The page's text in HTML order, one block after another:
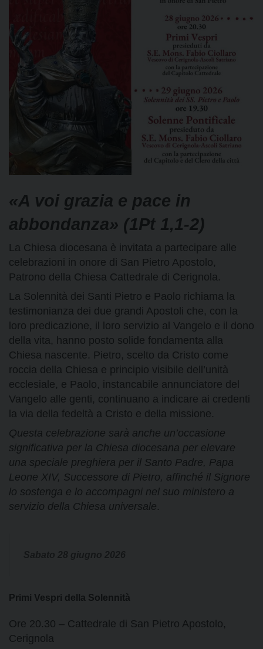
«A voi grazia e pace in
abbondanza» (1Pt 1,1-2)
La Chiesa diocesana è invitata a partecipare alle
celebrazioni in onore di San Pietro Apostolo,
Patrono della Chiesa Cattedrale di Cerignola.
La Solennità dei Santi Pietro e Paolo richiama la
testimonianza dei due grandi Apostoli che, con la
loro predicazione, il loro servizio al Vangelo e il dono
della vita, hanno posto solide fondamenta alla
Chiesa nascente. Pietro, scelto da Cristo come
roccia della Chiesa e principio visibile dell’unità
ecclesiale, e Paolo, instancabile annunciatore del
Vangelo alle genti, continuano a indicare ai credenti
la via della fedeltà a Cristo e della missione.
Questa celebrazione sarà anche un’occasione
significativa per la Chiesa diocesana per elevare
una speciale preghiera per il Santo Padre, Papa
Leone XIV, Successore di Pietro, affinché il Signore
lo sostenga e lo accompagni nel suo ministero a
servizio della Chiesa universale.
Primi Vespri della Solennità
Ore 20.30 – Cattedrale di San Pietro Apostolo,
Cerignola